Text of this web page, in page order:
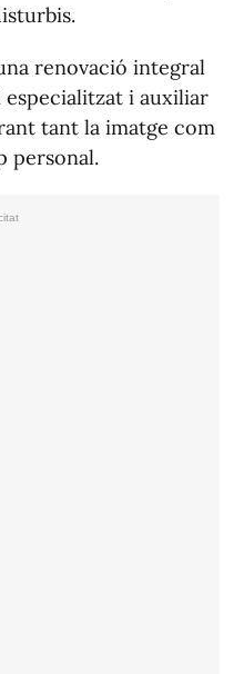
renovació integral
i auxiliar
tant la imatge com
personal.